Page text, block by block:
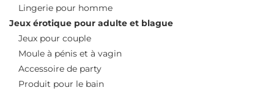
Lingerie pour homme
Jeux érotique pour adulte et blague
Jeux pour couple
Moule à pénis et à vagin
Accessoire de party
Produit pour le bain